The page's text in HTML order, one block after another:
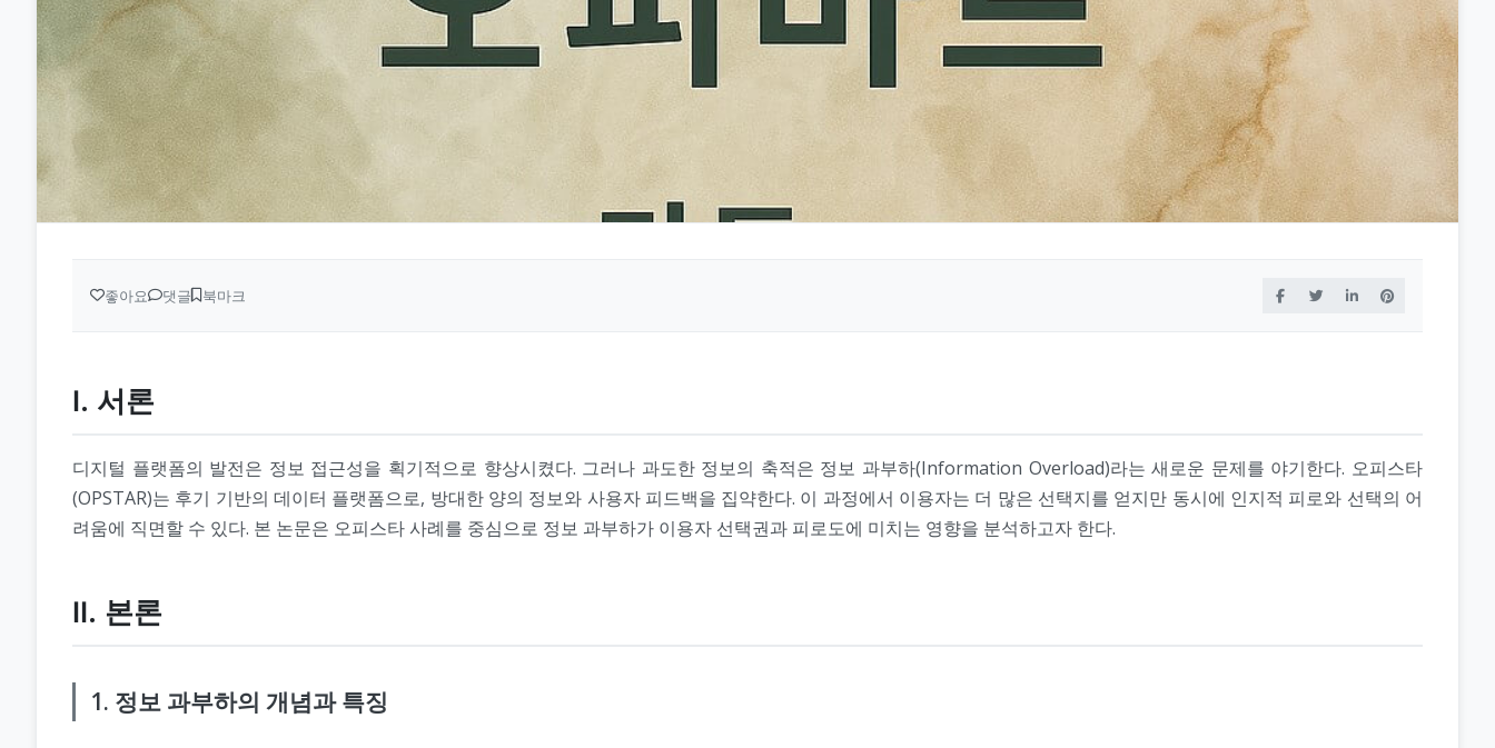
좋아요 댓글 북마크
Ⅰ. 서론
디지털 플랫폼의 발전은 정보 접근성을 획기적으로 향상시켰다. 그러나 과도한 정보의 축적은 정보 과부하(Information Overload)라는 새로운 문제를 야기한다. 오피스타
(OPSTAR)는 후기 기반의 데이터 플랫폼으로, 방대한 양의 정보와 사용자 피드백을 집약한다. 이 과정에서 이용자는 더 많은 선택지를 얻지만 동시에 인지적 피로와 선택의 어
려움에 직면할 수 있다. 본 논문은 오피스타 사례를 중심으로 정보 과부하가 이용자 선택권과 피로도에 미치는 영향을 분석하고자 한다.
Ⅱ. 본론
1. 정보 과부하의 개념과 특징